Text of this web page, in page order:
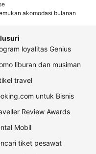
akomodasi bulanan
loyalitas Genius
liburan dan musiman
travel
untuk Bisnis
Review Awards
Mobil
tiket pesawat